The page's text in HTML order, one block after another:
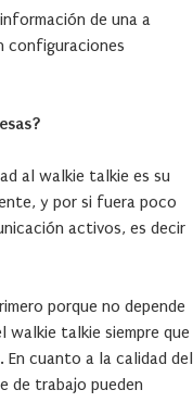
de una a
configuraciones
al walkie talkie es su
y por si fuera poco
activos, es decir
porque no depende
talkie siempre que
cuanto a la calidad del
de trabajo pueden